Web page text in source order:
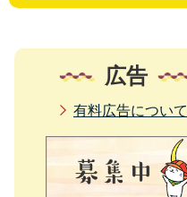
広告
有料広告について